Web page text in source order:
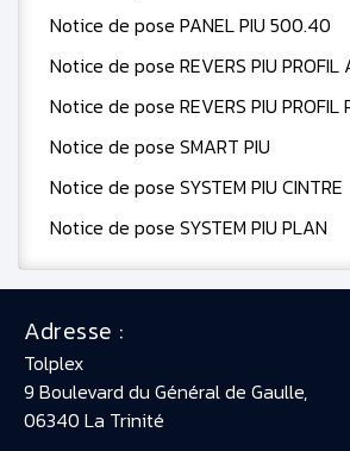
Notice de pose PANEL PIU 500.40
Notice de pose REVERS PIU PROFIL
Notice de pose REVERS PIU PROFIL
Notice de pose SMART PIU
Notice de pose SYSTEM PIU CINTRE
Notice de pose SYSTEM PIU PLAN
Adresse :
Tolplex
9 Boulevard du Général de Gaulle,
06340 La Trinité